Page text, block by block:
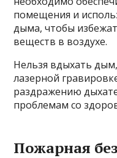
помещения и
дыма, чтобы
веществ в воздухе.
Нельзя вдыхать
лазерной
раздражению
проблемам со
Пожарная